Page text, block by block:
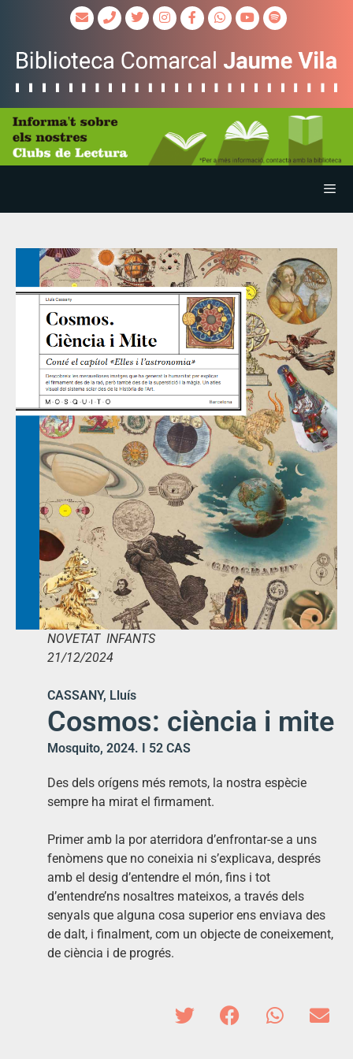
NOVETAT INFANTS
21/12/2024
CASSANY, Lluís
Cosmos: ciència i mite
Mosquito, 2024. I 52 CAS
Des dels orígens més remots, la nostra espècie
sempre ha mirat el firmament.
Primer amb la por aterridora d’enfrontar-se a uns
fenòmens que no coneixia ni s’explicava, després
amb el desig d’entendre el món, fins i tot
d’entendre’ns nosaltres mateixos, a través dels
senyals que alguna cosa superior ens enviava des
de dalt, i finalment, com un objecte de coneixement,
de ciència i de progrés.